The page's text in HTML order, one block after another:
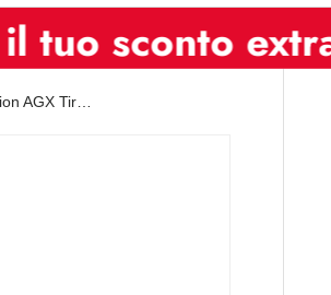
extra
Prologo Sella Gravel Dimension AGX Tirox 143mm